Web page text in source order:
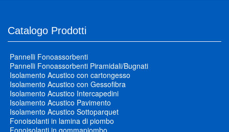
Catalogo Prodotti
Pannelli Fonoassorbenti
Pannelli Fonoassorbenti Piramidali/Bugnati
Isolamento Acustico con cartongesso
Isolamento Acustico con Gessofibra
Isolamento Acustico Intercapedini
Isolamento Acustico Pavimento
Isolamento Acustico Sottoparquet
Fonoisolanti in lamina di piombo
Fonoisolanti in gommapiombo